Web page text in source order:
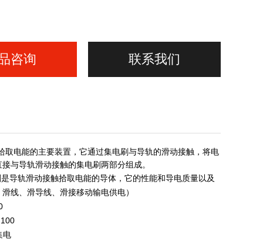
咨询 联系我们
电能的主要装置，它通过集电刷与导轨的滑动接触，将电
与导轨滑动接触的集电刷两部分组成。
导轨滑动接触拾取电能的导体，它的性能和导电质量以及
线、滑导线、滑接移动输电供电）
电